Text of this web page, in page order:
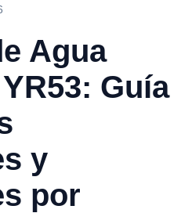
Agua
Guía
y
por